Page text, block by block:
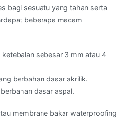
bagi sesuatu yang tahan serta
beberapa macam
sebesar 3 mm atau 4
berbahan dasar akrilik.
dasar aspal.
membrane bakar waterproofing